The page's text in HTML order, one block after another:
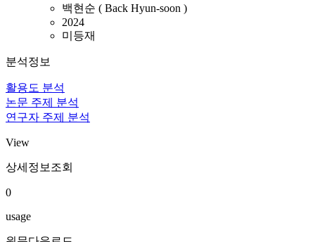
백현순 ( Back Hyun-soon )
2024
미등재
분석정보
활용도 분석
논문 주제 분석
연구자 주제 분석
View
상세정보조회
0
usage